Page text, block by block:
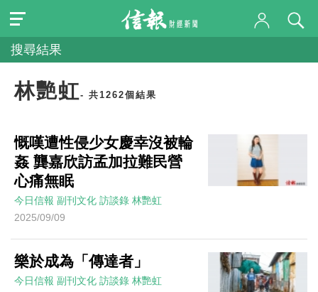
搜尋結果
林艷虹- 共1262個結果
慨嘆遭性侵少女慶幸沒被輪
姦 龔嘉欣訪孟加拉難民營
心痛無眠
今日信報 副刊文化 訪談錄 林艷虹
2025/09/09
樂於成為「傳達者」
今日信報 副刊文化 訪談錄 林艷虹